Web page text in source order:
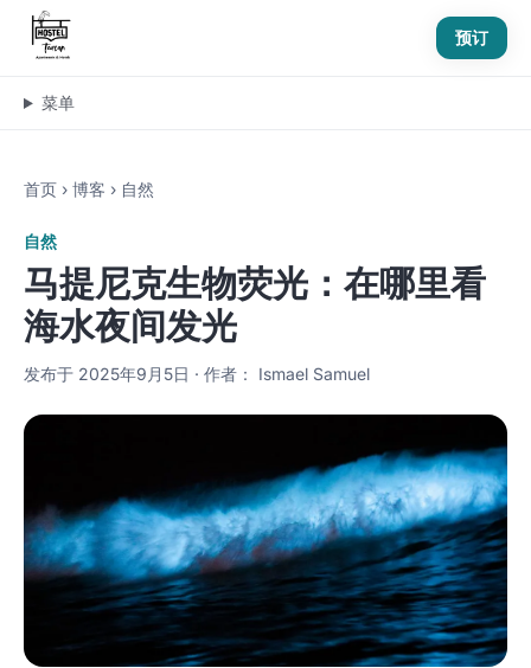
预订
菜单
首页 › 博客 › 自然
自然
马提尼克生物荧光：在哪里看
海水夜间发光
发布于 2025年9月5日 · 作者： Ismael Samuel